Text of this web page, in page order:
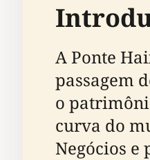
A Ponte
passagem
o
curva do
Negócios e